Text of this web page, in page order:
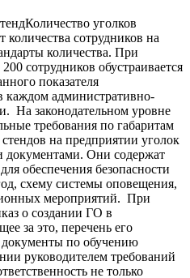
Количество уголков
количества сотрудников на
количества. При
сотрудников обустраивается
показателя
каждом административно-
На законодательном уровне
требования по габаритам
на предприятии уголок
документами. Они содержат
обеспечения безопасности
схему системы оповещения,
мероприятий. При
о создании ГО в
за это, перечень его
по обучению
руководителем требований
не только